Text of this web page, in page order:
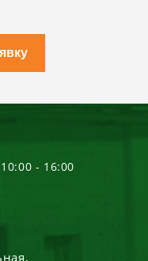
- 16:00